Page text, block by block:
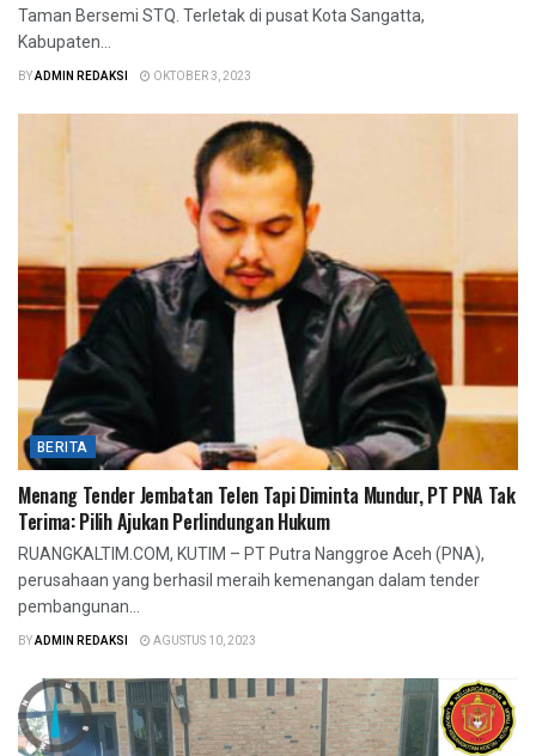
Taman Bersemi STQ. Terletak di pusat Kota Sangatta,
Kabupaten...
BYADMIN REDAKSI OKTOBER 3, 2023
BERITA
Menang Tender Jembatan Telen Tapi Diminta Mundur, PT PNA Tak
Terima: Pilih Ajukan Perlindungan Hukum
RUANGKALTIM.COM, KUTIM – PT Putra Nanggroe Aceh (PNA),
perusahaan yang berhasil meraih kemenangan dalam tender
pembangunan...
BYADMIN REDAKSI AGUSTUS 10, 2023